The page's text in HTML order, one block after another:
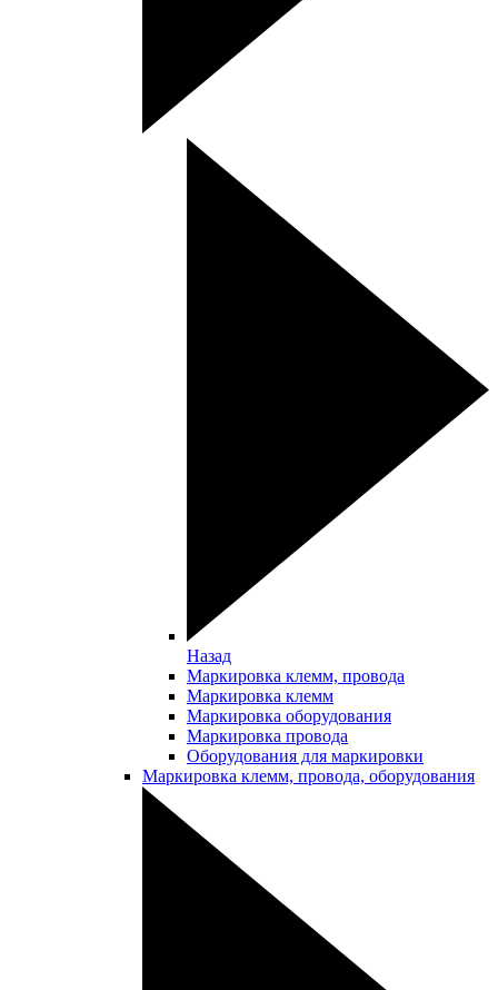
Назад
Маркировка клемм, провода
Маркировка клемм
Маркировка оборудования
Маркировка провода
Оборудования для маркировки
Маркировка клемм, провода, оборудования